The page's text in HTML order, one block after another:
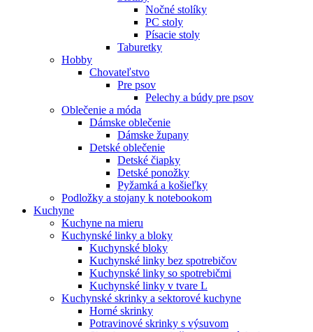
Nočné stolíky
PC stoly
Písacie stoly
Taburetky
Hobby
Chovateľstvo
Pre psov
Pelechy a búdy pre psov
Oblečenie a móda
Dámske oblečenie
Dámske župany
Detské oblečenie
Detské čiapky
Detské ponožky
Pyžamká a košieľky
Podložky a stojany k notebookom
Kuchyne
Kuchyne na mieru
Kuchynské linky a bloky
Kuchynské bloky
Kuchynské linky bez spotrebičov
Kuchynské linky so spotrebičmi
Kuchynské linky v tvare L
Kuchynské skrinky a sektorové kuchyne
Horné skrinky
Potravinové skrinky s výsuvom